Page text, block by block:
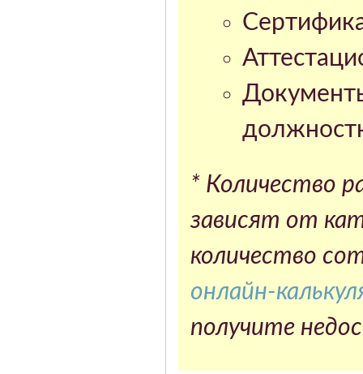
* Количество
зависят от
количество
онлайн-
получите